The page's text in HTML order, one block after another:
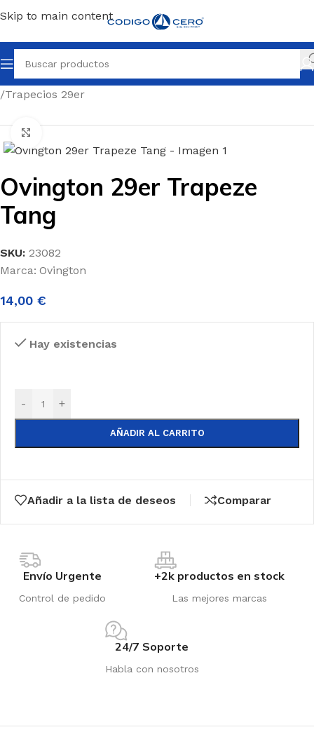
Skip to main content
Inicio/Repuestos para todo tipo de barcos/Repuestos 29er
/Trapecios 29er
Ovington 29er Trapeze
Tang
SKU: 23082
Marca: Ovington
14,00 €
Hay existencias
- +
AÑADIR AL CARRITO
Añadir a la lista de deseos Comparar
Envío Urgente
Control de pedido
+2k productos en stock
Las mejores marcas
24/7 Soporte
Habla con nosotros